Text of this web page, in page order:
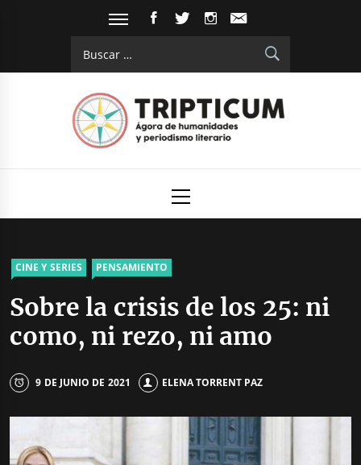
FACEBOOKTWITTERINSTAGRAM
principal
CINE Y SERIES PENSAMIENTO
Sobre la crisis de los 25: ni
como, ni rezo, ni amo
9 DE JUNIO DE 2021 ELENA TORRENT PAZ